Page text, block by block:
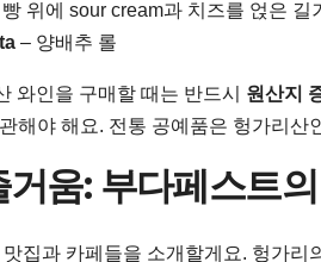
위에 sour cream과 치즈를 얹은 길
– 양배추 롤
와인을 구매할 때는 반드시 원산지
해야 해요. 전통 공예품은 헝가리산
움: 부다페스트
집과 카페들을 소개할게요. 헝가리